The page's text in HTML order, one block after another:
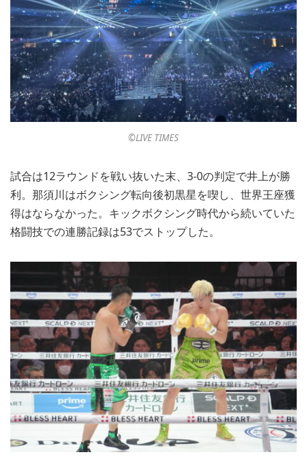
©︎LIVE TIMES
試合は12ラウンドを戦い抜いた末、3-0の判定で井上が勝
利。那須川はボクシング転向後初黒星を喫し、世界王座獲
得はならなかった。キックボクシング時代から続いていた
格闘技での連勝記録は53でストップした。